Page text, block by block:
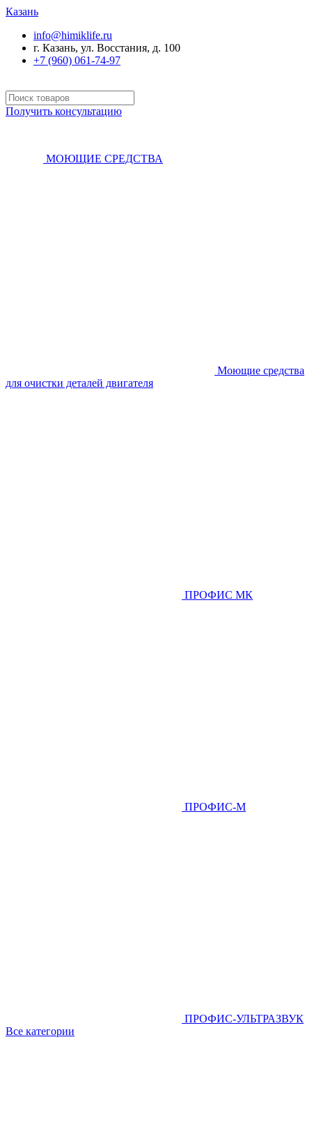
Казань
info@himiklife.ru
г. Казань, ул. Восстания, д. 100
+7 (960) 061-74-97
Получить консультацию
МОЮЩИЕ СРЕДСТВА
Моющие средства
для очистки деталей двигателя
ПРОФИС МК
ПРОФИС-М
ПРОФИС-УЛЬТРАЗВУК
Все категории